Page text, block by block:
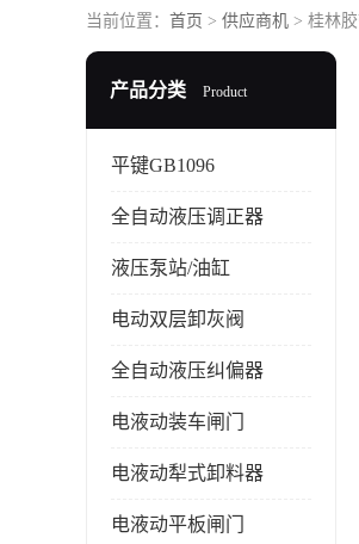
当前位置： 首页 > 供应商机 > 桂林
产品分类 Product
平键GB1096
全自动液压调正器
液压泵站/油缸
电动双层卸灰阀
全自动液压纠偏器
电液动装车闸门
电液动犁式卸料器
电液动平板闸门